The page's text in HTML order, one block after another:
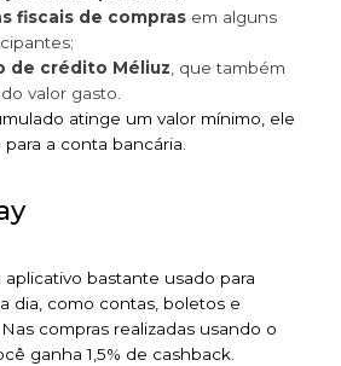
fiscais de compras em alguns
de crédito Méliuz , que também
valor gasto.
atinge um valor mínimo, ele
a conta bancária.
bastante usado para
dia, como contas, boletos e
compras realizadas usando o
ganha 1,5% de cashback.